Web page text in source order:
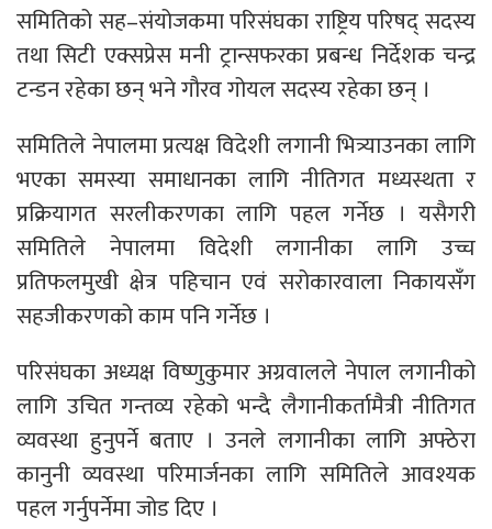
समितिको सह–संयोजकमा परिसंघका राष्ट्रिय परिषद् सदस्य
तथा सिटी एक्सप्रेस मनी ट्रान्सफरका प्रबन्ध निर्देशक चन्द्र
टन्डन रहेका छन् भने गौरव गोयल सदस्य रहेका छन् ।
समितिले नेपालमा प्रत्यक्ष विदेशी लगानी भित्र्याउनका लागि
भएका समस्या समाधानका लागि नीतिगत मध्यस्थता र
प्रक्रियागत सरलीकरणका लागि पहल गर्नेछ । यसैगरी
समितिले नेपालमा विदेशी लगानीका लागि उच्च
प्रतिफलमुखी क्षेत्र पहिचान एवं सरोकारवाला निकायसँग
सहजीकरणको काम पनि गर्नेछ ।
परिसंघका अध्यक्ष विष्णुकुमार अग्रवालले नेपाल लगानीको
लागि उचित गन्तव्य रहेको भन्दै लैगानीकर्तामैत्री नीतिगत
व्यवस्था हुनुपर्ने बताए । उनले लगानीका लागि अफ्ठेरा
कानुनी व्यवस्था परिमार्जनका लागि समितिले आवश्यक
पहल गर्नुपर्नेमा जोड दिए ।